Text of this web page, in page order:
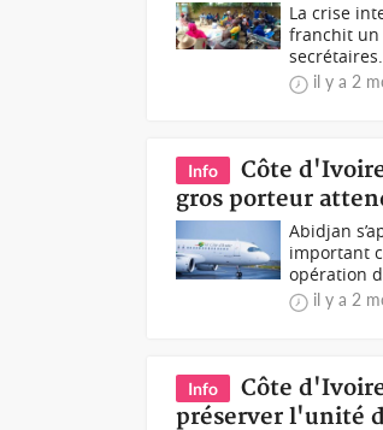
La crise
franchit un
il y a 2
Info
Côte
gros porteur
Abidjan
important
opération
il y a 2
Info
Côte
préserver l'unité